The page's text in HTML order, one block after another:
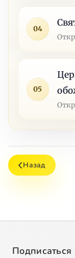
04
05
Назад